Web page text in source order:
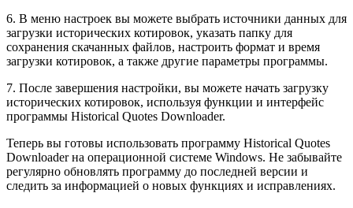
6. В меню настроек вы можете выбрать источники данных для
загрузки исторических котировок, указать папку для
сохранения скачанных файлов, настроить формат и время
загрузки котировок, а также другие параметры программы.
7. После завершения настройки, вы можете начать загрузку
исторических котировок, используя функции и интерфейс
программы Historical Quotes Downloader.
Теперь вы готовы использовать программу Historical Quotes
Downloader на операционной системе Windows. Не забывайте
регулярно обновлять программу до последней версии и
следить за информацией о новых функциях и исправлениях.